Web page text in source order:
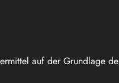
auf der Grundlage